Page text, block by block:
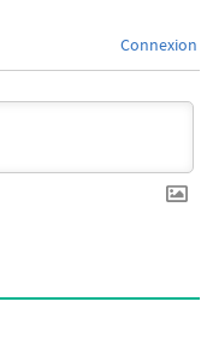
Connexion